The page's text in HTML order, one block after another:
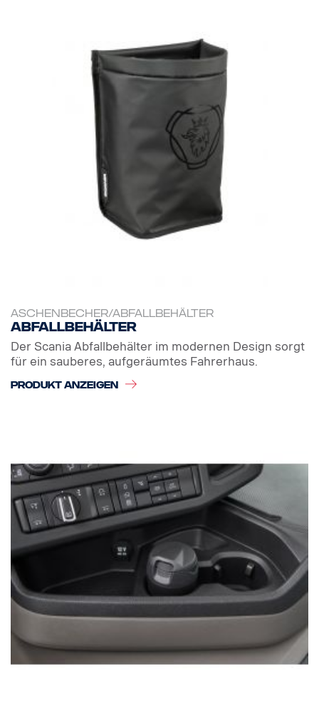
ASCHENBECHER/ABFALLBEHÄLTER
Abfallbehälter
Der Scania Abfallbehälter im modernen Design sorgt
für ein sauberes, aufgeräumtes Fahrerhaus.
PRODUKT ANZEIGEN